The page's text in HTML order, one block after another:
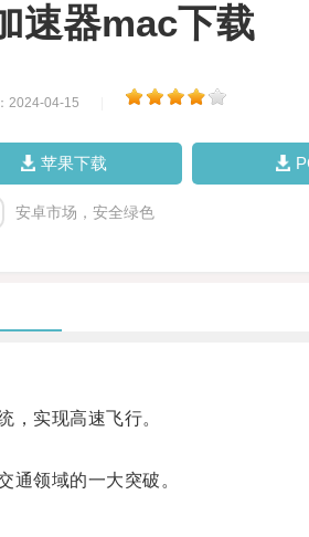
速器mac下载
2024-04-15
苹果下载
安卓市场，安全绿色
实现高速飞行。
领域的一大突破。